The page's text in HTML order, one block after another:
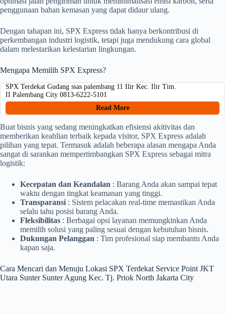
penggunaan bahan kemasan yang dapat didaur ulang.
Dengan tahapan ini, SPX Express tidak hanya berkontribusi di
perkembangan industri logistik, tetapi juga mendukung cara global
dalam melestarikan kelestarian lingkungan.
Mengapa Memilih SPX Express?
SPX Terdekat Gudang ssas palembang 11 Ilir Kec. Ilir Tim.
II Palembang City 0813-6222-5101
Read More
Buat bisnis yang sedang meningkatkan efisiensi akitivitas dan
memberikan keahlian terbaik kepada visitor, SPX Express adalah
pilihan yang tepat. Termasuk adalah beberapa alasan mengapa Anda
sangat di sarankan mempertimbangkan SPX Express sebagai mitra
logistik:
Kecepatan dan Keandalan : Barang Anda akan sampai tepat
waktu dengan tingkat keamanan yang tinggi.
Transparansi : Sistem pelacakan real-time memastikan Anda
selalu tahu posisi barang Anda.
Fleksibilitas : Berbagai opsi layanan memungkinkan Anda
memilih solusi yang paling sesuai dengan kebutuhan bisnis.
Dukungan Pelanggan : Tim profesional siap membantu Anda
kapan saja.
Cara Mencari dan Menuju Lokasi SPX Terdekat Service Point JKT
Utara Sunter Sunter Agung Kec. Tj. Priok North Jakarta City